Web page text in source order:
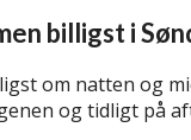
billigst i
om natten og
og tidligt på